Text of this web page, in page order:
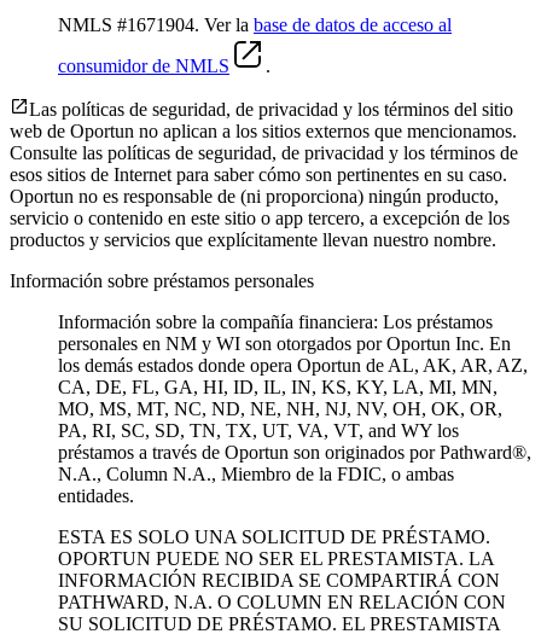
NMLS #1671904. Ver la base de datos de acceso al
consumidor de NMLS
.
Las políticas de seguridad, de privacidad y los términos del sitio
web de Oportun no aplican a los sitios externos que mencionamos.
Consulte las políticas de seguridad, de privacidad y los términos de
esos sitios de Internet para saber cómo son pertinentes en su caso.
Oportun no es responsable de (ni proporciona) ningún producto,
servicio o contenido en este sitio o app tercero, a excepción de los
productos y servicios que explícitamente llevan nuestro nombre.
Información sobre préstamos personales
Información sobre la compañía financiera: Los préstamos
personales en NM y WI son otorgados por Oportun Inc. En
los demás estados donde opera Oportun de AL, AK, AR, AZ,
CA, DE, FL, GA, HI, ID, IL, IN, KS, KY, LA, MI, MN,
MO, MS, MT, NC, ND, NE, NH, NJ, NV, OH, OK, OR,
PA, RI, SC, SD, TN, TX, UT, VA, VT, and WY los
préstamos a través de Oportun son originados por Pathward®,
N.A., Column N.A., Miembro de la FDIC, o ambas
entidades.
ESTA ES SOLO UNA SOLICITUD DE PRÉSTAMO.
OPORTUN PUEDE NO SER EL PRESTAMISTA. LA
INFORMACIÓN RECIBIDA SE COMPARTIRÁ CON
PATHWARD, N.A. O COLUMN EN RELACIÓN CON
SU SOLICITUD DE PRÉSTAMO. EL PRESTAMISTA